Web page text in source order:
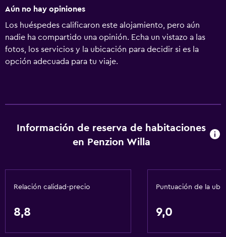
Aún no hay opiniones
Los huéspedes calificaron este alojamiento, pero aún
nadie ha compartido una opinión. Echa un vistazo a las
fotos, los servicios y la ubicación para decidir si es la
opción adecuada para tu viaje.
Información de reserva de habitaciones
en Penzion Willa
Relación calidad-precio
8,8
Puntuación de la
9,0